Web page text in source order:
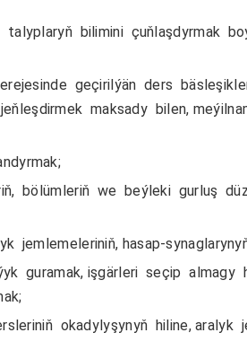
bilimini çuňlaşdyrmak
geçirilýän ders
maksady bilen,
we beýleki gurluş
hasap-
guramak, işgärleri seçip almagy
okadylyşynyň hiline, aralyk